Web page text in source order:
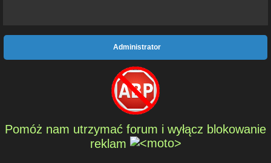
Administrator
Pomóż nam utrzymać forum i wyłącz blokowanie
reklam